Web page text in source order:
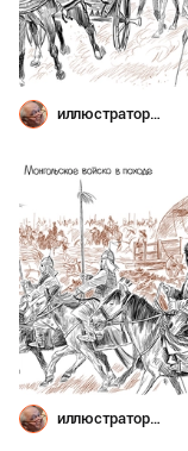
иллюстратор
иллюстратор